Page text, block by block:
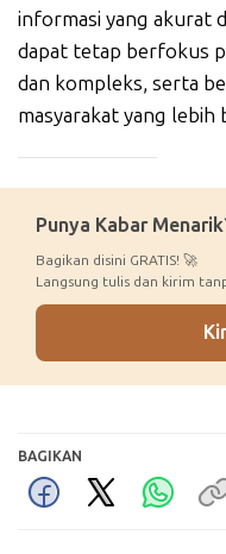
informasi yang akurat
dapat tetap berfokus
dan kompleks, serta
masyarakat yang lebih
Punya Kabar
Bagikan disini GRATIS! 🚀
Langsung tulis dan kirim
BAGIKAN